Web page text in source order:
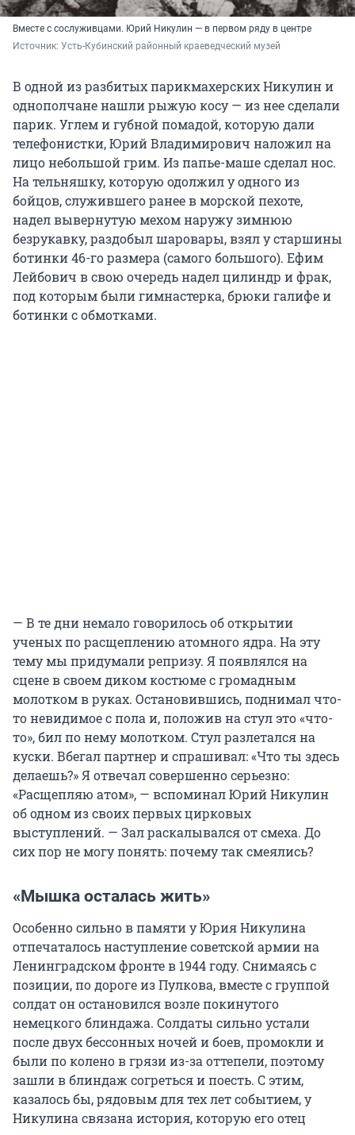
Вместе с сослуживцами. Юрий Никулин — в первом ряду в центре
Источник: Усть-Кубинский районный краеведческий музей
В одной из разбитых парикмахерских Никулин и
однополчане нашли рыжую косу — из нее сделали
парик. Углем и губной помадой, которую дали
телефонистки, Юрий Владимирович наложил на
лицо небольшой грим. Из папье-маше сделал нос.
На тельняшку, которую одолжил у одного из
бойцов, служившего ранее в морской пехоте,
надел вывернутую мехом наружу зимнюю
безрукавку, раздобыл шаровары, взял у старшины
ботинки 46-го размера (самого большого). Ефим
Лейбович в свою очередь надел цилиндр и фрак,
под которым были гимнастерка, брюки галифе и
ботинки с обмотками.
— В те дни немало говорилось об открытии
ученых по расщеплению атомного ядра. На эту
тему мы придумали репризу. Я появлялся на
сцене в своем диком костюме с громадным
молотком в руках. Остановившись, поднимал что-
то невидимое с пола и, положив на стул это «что-
то», бил по нему молотком. Стул разлетался на
куски. Вбегал партнер и спрашивал: «Что ты здесь
делаешь?» Я отвечал совершенно серьезно:
«Расщепляю атом», — вспоминал Юрий Никулин
об одном из своих первых цирковых
выступлений. — Зал раскалывался от смеха. До
сих пор не могу понять: почему так смеялись?
«Мышка осталась жить»
Особенно сильно в памяти у Юрия Никулина
отпечаталось наступление советской армии на
Ленинградском фронте в 1944 году. Снимаясь с
позиции, по дороге из Пулкова, вместе с группой
солдат он остановился возле покинутого
немецкого блиндажа. Солдаты сильно устали
после двух бессонных ночей и боев, промокли и
были по колено в грязи из-за оттепели, поэтому
зашли в блиндаж согреться и поесть. С этим,
казалось бы, рядовым для тех лет событием, у
Никулина связана история, которую его отец